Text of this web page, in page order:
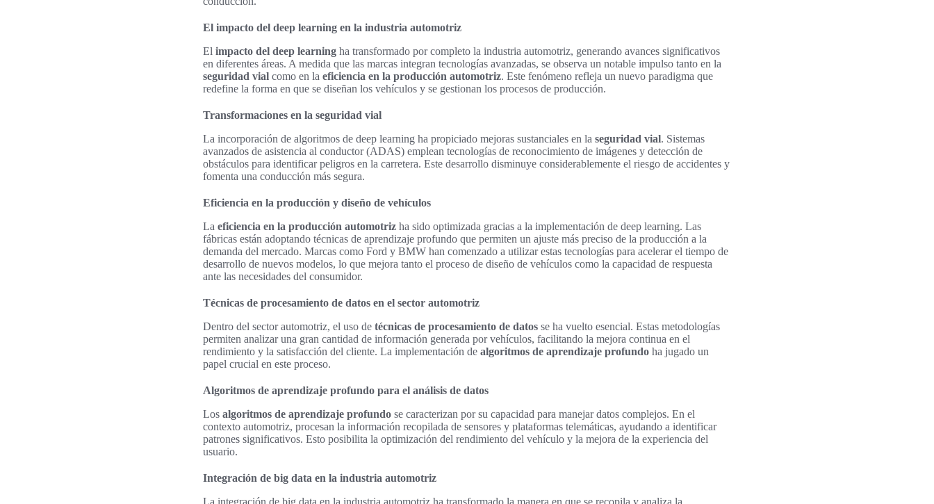
El impacto del deep learning en la industria automotriz
El impacto del deep learning ha transformado por completo la industria automotriz, generando avances significativos
en diferentes áreas. A medida que las marcas integran tecnologías avanzadas, se observa un notable impulso tanto en la
seguridad vial como en la eficiencia en la producción automotriz. Este fenómeno refleja un nuevo paradigma que
redefine la forma en que se diseñan los vehículos y se gestionan los procesos de producción.
Transformaciones en la seguridad vial
La incorporación de algoritmos de deep learning ha propiciado mejoras sustanciales en la seguridad vial. Sistemas
avanzados de asistencia al conductor (ADAS) emplean tecnologías de reconocimiento de imágenes y detección de
obstáculos para identificar peligros en la carretera. Este desarrollo disminuye considerablemente el riesgo de accidentes y
fomenta una conducción más segura.
Eficiencia en la producción y diseño de vehículos
La eficiencia en la producción automotriz ha sido optimizada gracias a la implementación de deep learning. Las
fábricas están adoptando técnicas de aprendizaje profundo que permiten un ajuste más preciso de la producción a la
demanda del mercado. Marcas como Ford y BMW han comenzado a utilizar estas tecnologías para acelerar el tiempo de
desarrollo de nuevos modelos, lo que mejora tanto el proceso de diseño de vehículos como la capacidad de respuesta
ante las necesidades del consumidor.
Técnicas de procesamiento de datos en el sector automotriz
Dentro del sector automotriz, el uso de técnicas de procesamiento de datos se ha vuelto esencial. Estas metodologías
permiten analizar una gran cantidad de información generada por vehículos, facilitando la mejora continua en el
rendimiento y la satisfacción del cliente. La implementación de algoritmos de aprendizaje profundo ha jugado un
papel crucial en este proceso.
Algoritmos de aprendizaje profundo para el análisis de datos
Los algoritmos de aprendizaje profundo se caracterizan por su capacidad para manejar datos complejos. En el
contexto automotriz, procesan la información recopilada de sensores y plataformas telemáticas, ayudando a identificar
patrones significativos. Esto posibilita la optimización del rendimiento del vehículo y la mejora de la experiencia del
usuario.
Integración de big data en la industria automotriz
La integración de big data en la industria automotriz ha transformado la manera en que se recopila y analiza la